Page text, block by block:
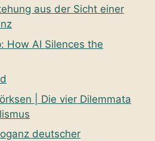
aus der Sicht einer
How AI Silences the
| Die vier Dilemmata
deutscher